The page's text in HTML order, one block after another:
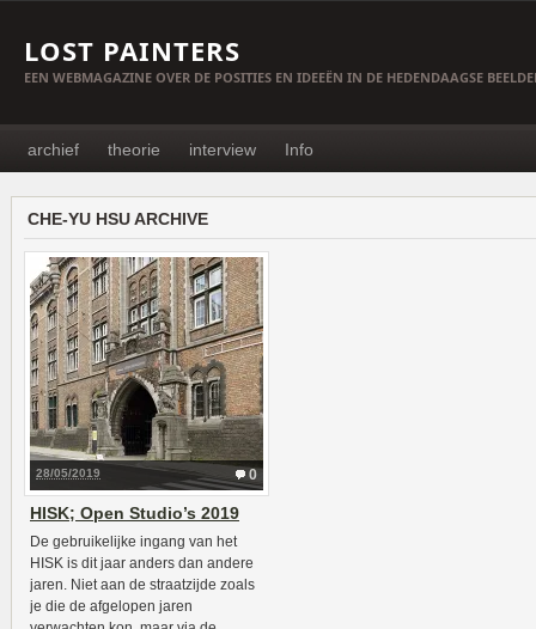
LOST PAINTERS
EEN WEBMAGAZINE OVER DE POSITIES EN IDEEËN IN DE HEDENDAAGSE
archief theorie interview Info
CHE-YU HSU ARCHIVE
0
28/05/2019
HISK; Open Studio’s 2019
De gebruikelijke ingang van het
HISK is dit jaar anders dan andere
jaren. Niet aan de straatzijde zoals
je die de afgelopen jaren